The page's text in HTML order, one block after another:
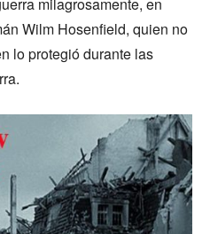
Wilm Hosenfield, quien no
lo protegió durante las